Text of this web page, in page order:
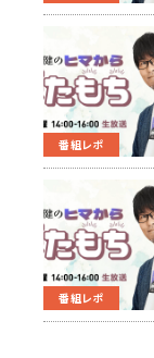
番組レポ
番組レポ